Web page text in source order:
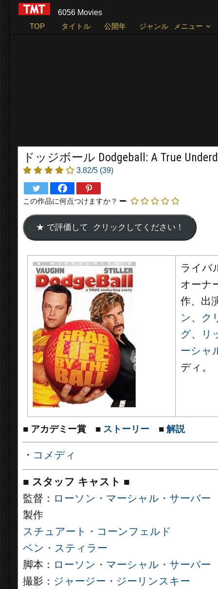
6056 Movies
TOP
タイトル 公開年 ジャンル メニュー
ドッジボール Dodgeball: A True
3.82/5 (39)
この作品に何点つけますか？
ライバ
オーナ
作、出
ン 、 ク
グ、
リ
ーシャ
ディ。
■ アカデミー賞 ■ ストーリー ■ 解説
・ コメディ
■ スタッフ キャスト ■
監督： ローソン・マーシャル・サーバー
製作
スチュアート・コーンフェルド
ベン・スティラー
脚本： ローソン・マーシャル・サーバー
撮影： ジャージー・ジーリンスキー